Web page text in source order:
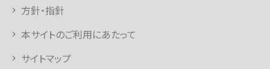
方針・指針
本サイトのご利用にあたって
サイトマップ